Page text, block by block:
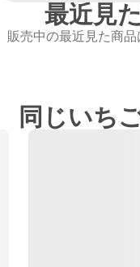
最近見
販売中の最近見た商品
同じいち